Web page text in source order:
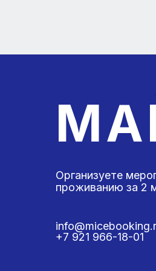
+7 921 966-18-01
Организуете
проживанию за 2